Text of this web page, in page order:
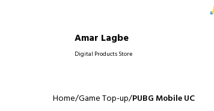
Amar Lagbe
Digital Products Store
Home/Game Top-up/PUBG Mobile UC